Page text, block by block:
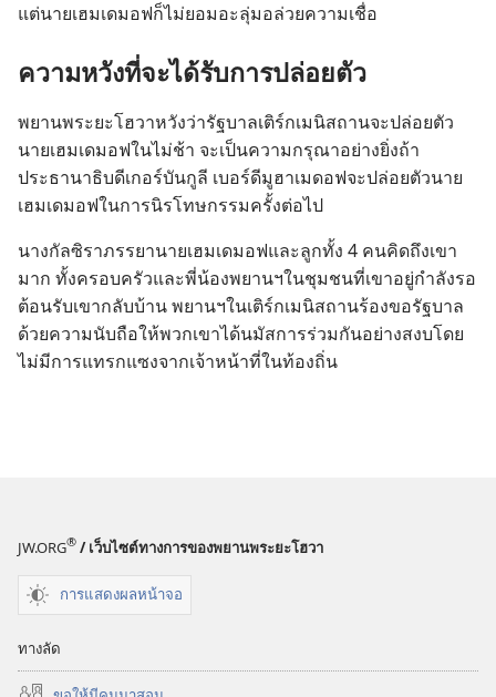
แต่​นาย​เฮมเดมอฟ​ก็​ไม่​ยอม​อะลุ่มอล่วย​ความ​เชื่อ
ความ​หวัง​ที่​จะ​ได้​รับ​การ​ปล่อย​ตัว
พยาน​พระ​ยะโฮวา​หวัง​ว่า​รัฐบาล​เติร์ก​เมนิสถาน​จะ​ปล่อย​ตัว​
นาย​เฮมเดมอฟ​ใน​ไม่​ช้า จะ​เป็น​ความ​กรุณา​อย่าง​ยิ่ง​ถ้า​
ประธานาธิบดี​เกอร์บันกูลี เบอร์ดีมูฮาเมดอฟ​จะ​ปล่อย​ตัว​นาย​
เฮมเดมอฟ​ใน​การ​นิรโทษกรรม​ครั้ง​ต่อ​ไป
นาง​กัลซิรา​ภรรยา​นาย​เฮมเดมอฟ​และ​ลูก​ทั้ง 4 คน​คิด​ถึง​เขา​
มาก ทั้ง​ครอบครัว​และ​พี่​น้อง​พยาน​ฯ​ใน​ชุมชน​ที่​เขา​อยู่​กำลัง​รอ​
ต้อนรับ​เขา​กลับ​บ้าน พยาน​ฯ​ใน​เติร์ก​เมนิสถาน​ร้อง​ขอ​รัฐบาล​
ด้วย​ความ​นับถือ​ให้​พวก​เขา​ได้​นมัสการ​ร่วม​กัน​อย่าง​สงบ​โดย​
ไม่​มี​การ​แทรกแซง​จาก​เจ้าหน้าที่​ใน​ท้องถิ่น
JW.ORG® / เว็บไซต์ทางการของพยานพระยะโฮวา
การแสดงผลหน้าจอ
ทางลัด